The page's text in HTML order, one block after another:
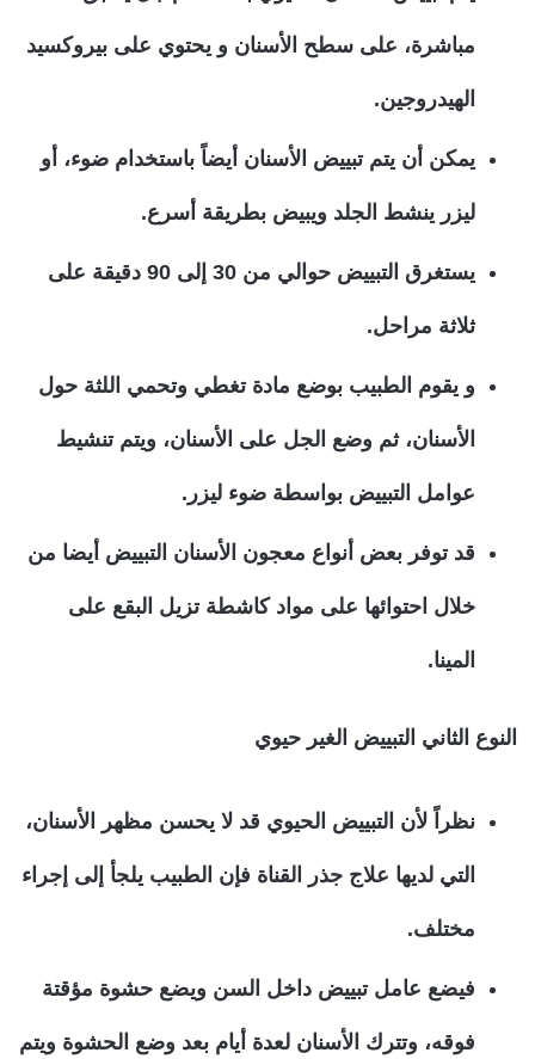
مباشرة، على سطح الأسنان و يحتوي على بيروكسيد
الهيدروجين.
يمكن أن يتم تبييض الأسنان أيضاً باستخدام ضوء، أو
ليزر ينشط الجلد ويبيض بطريقة أسرع.
يستغرق التبييض حوالي من 30 إلى 90 دقيقة على
ثلاثة مراحل.
و يقوم الطبيب بوضع مادة تغطي وتحمي اللثة حول
الأسنان، ثم وضع الجل على الأسنان، ويتم تنشيط
عوامل التبييض بواسطة ضوء ليزر.
قد توفر بعض أنواع معجون الأسنان التبييض أيضا من
خلال احتوائها على مواد كاشطة تزيل البقع على
المينا.
النوع الثاني التبييض الغير حيوي
نظراً لأن التبييض الحيوي قد لا يحسن مظهر الأسنان،
التي لديها علاج جذر القناة فإن الطبيب يلجأ إلى إجراء
مختلف.
فيضع عامل تبييض داخل السن ويضع حشوة مؤقتة
فوقه، وتترك الأسنان لعدة أيام بعد وضع الحشوة ويتم